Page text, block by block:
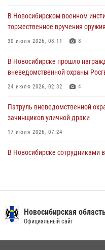
В Новосибирске
Росгвардии провели занятия
В Новосибирске
– жертв войны в Донбассе
В Новосибирском военном
торжественное вручения
30 июля 2026, 08:11 8
В Новосибирске прошло
вневедомственной охраны
24 июля 2026, 02:32 4
Патруль вневедомственной
зачинщиков уличной драки
17 июля 2026, 07:24
В Новосибирске сотрудниками
гражданина, который приобрел
«закладку»
Новосибирская
Официальный сайт